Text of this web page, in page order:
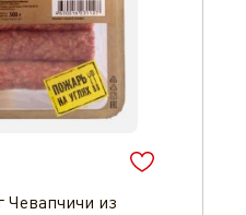
Чевапчичи из